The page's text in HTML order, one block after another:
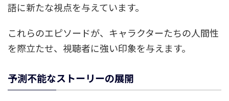
語に新たな視点を与えています。
これらのエピソードが、キャラクターたちの人間性
を際立たせ、視聴者に強い印象を与えます。
予測不能なストーリーの展開